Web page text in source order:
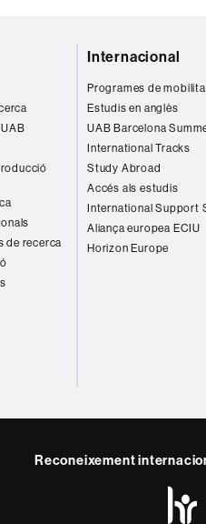
de recerca
Internacional
Programes de
Estudis en anglès
UAB Barcelona
International Tracks
Study Abroad
Accés als estudis
International Support
Aliança europea ECIU
Horizon Europe
Reconeixement